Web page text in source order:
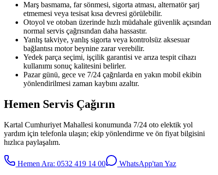
Marş basmama, far sönmesi, sigorta atması, alternatör şarj
etmemesi veya tesisat kısa devresi görülebilir.
Otoyol ve otoban üzerinde hızlı müdahale güvenlik açısından
normal servis çağrısından daha hassastır.
Yanlış takviye, yanlış sigorta veya kontrolsüz aksesuar
bağlantısı motor beynine zarar verebilir.
Yedek parça seçimi, işçilik garantisi ve arıza tespit cihazı
kullanımı sonuç kalitesini belirler.
Pazar günü, gece ve 7/24 çağrılarda en yakın mobil ekibin
yönlendirilmesi zaman kaybını azaltır.
Hemen Servis Çağırın
Kartal Cumhuriyet Mahallesi konumunda 7/24 oto elektik yol
yardım için telefonla ulaşın; ekip yönlendirme ve ön fiyat bilgisini
hızlıca paylaşalım.
Hemen Ara: 0532 419 14 00 WhatsApp'tan Yaz